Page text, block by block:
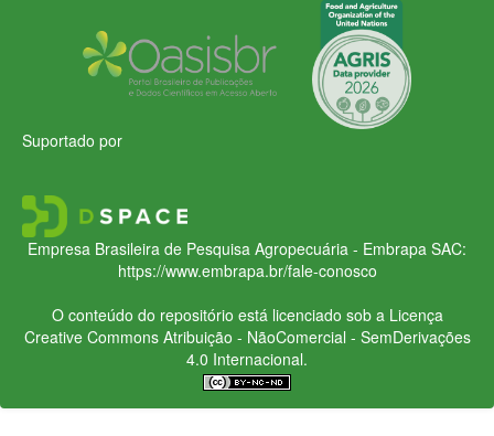
Suportado por
Empresa Brasileira de Pesquisa Agropecuária - Embrapa SAC:
https://www.embrapa.br/fale-conosco
O conteúdo do repositório está licenciado sob a Licença
Creative CommonsAtribuição - NãoComercial - SemDerivações
4.0 Internacional.